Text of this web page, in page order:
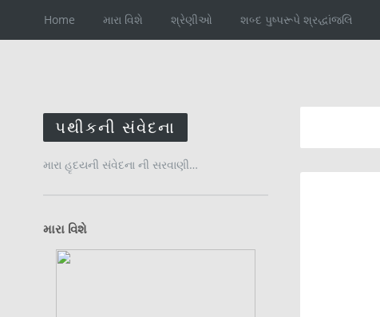
Home મારા વિશે શ્રેણીઓ શબ્દ પુષ્પરૂપે શ્રદ્ધાંજલિ
પથીકની સંવેદના
મારા હૃદયની સંવેદના ની સરવાણી…
મારા વિશે